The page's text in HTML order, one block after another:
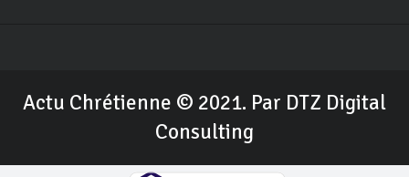
Actu Chrétienne © 2021. Par DTZ Digital
Consulting